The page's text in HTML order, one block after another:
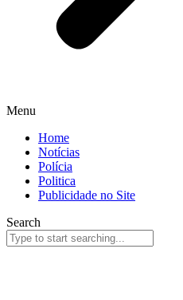
Menu
Home
Notícias
Polícia
Politica
Publicidade no Site
Search